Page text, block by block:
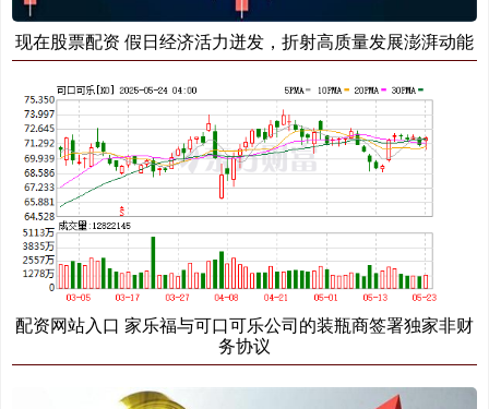
现在股票配资 假日经济活力迸发，折射高质量发展澎湃动能
配资网站入口 家乐福与可口可乐公司的装瓶商签署独家非财
务协议